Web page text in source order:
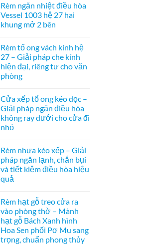
Rèm ngăn nhiệt điều hòa
Vessel 1003 hệ 27 hai
khung mở 2 bên
bình
luận
ở
Rèm
ngăn
nhiệt
Vessel
1003
hệ
27
hai
khung
bên
Rèm tổ ong vách kính hệ
27 – Giải pháp che kính
hiện đại, riêng tư cho văn
phòng
bình
luận
ở
Rèm
ong
hệ
–
Giải
pháp
che
đại,
riêng
tư
cho
văn
phòng
Cửa xếp tổ ong kéo dọc –
Giải pháp ngăn điều hòa
không ray dưới cho cửa đi
nhỏ
bình
luận
ở
Cửa
tổ
dọc
Giải
pháp
ngăn
điều
hòa
Rèm nhựa kéo xếp – Giải
pháp ngăn lạnh, chắn bụi
và tiết kiệm điều hòa hiệu
quả
bình
luận
ở
Rèm
nhựa
kéo
xếp
Rèm hạt gỗ treo cửa ra
vào phòng thờ – Mành
hạt gỗ Bách Xanh hình
Hoa Sen phối Pơ Mu sang
trọng, chuẩn phong thủy